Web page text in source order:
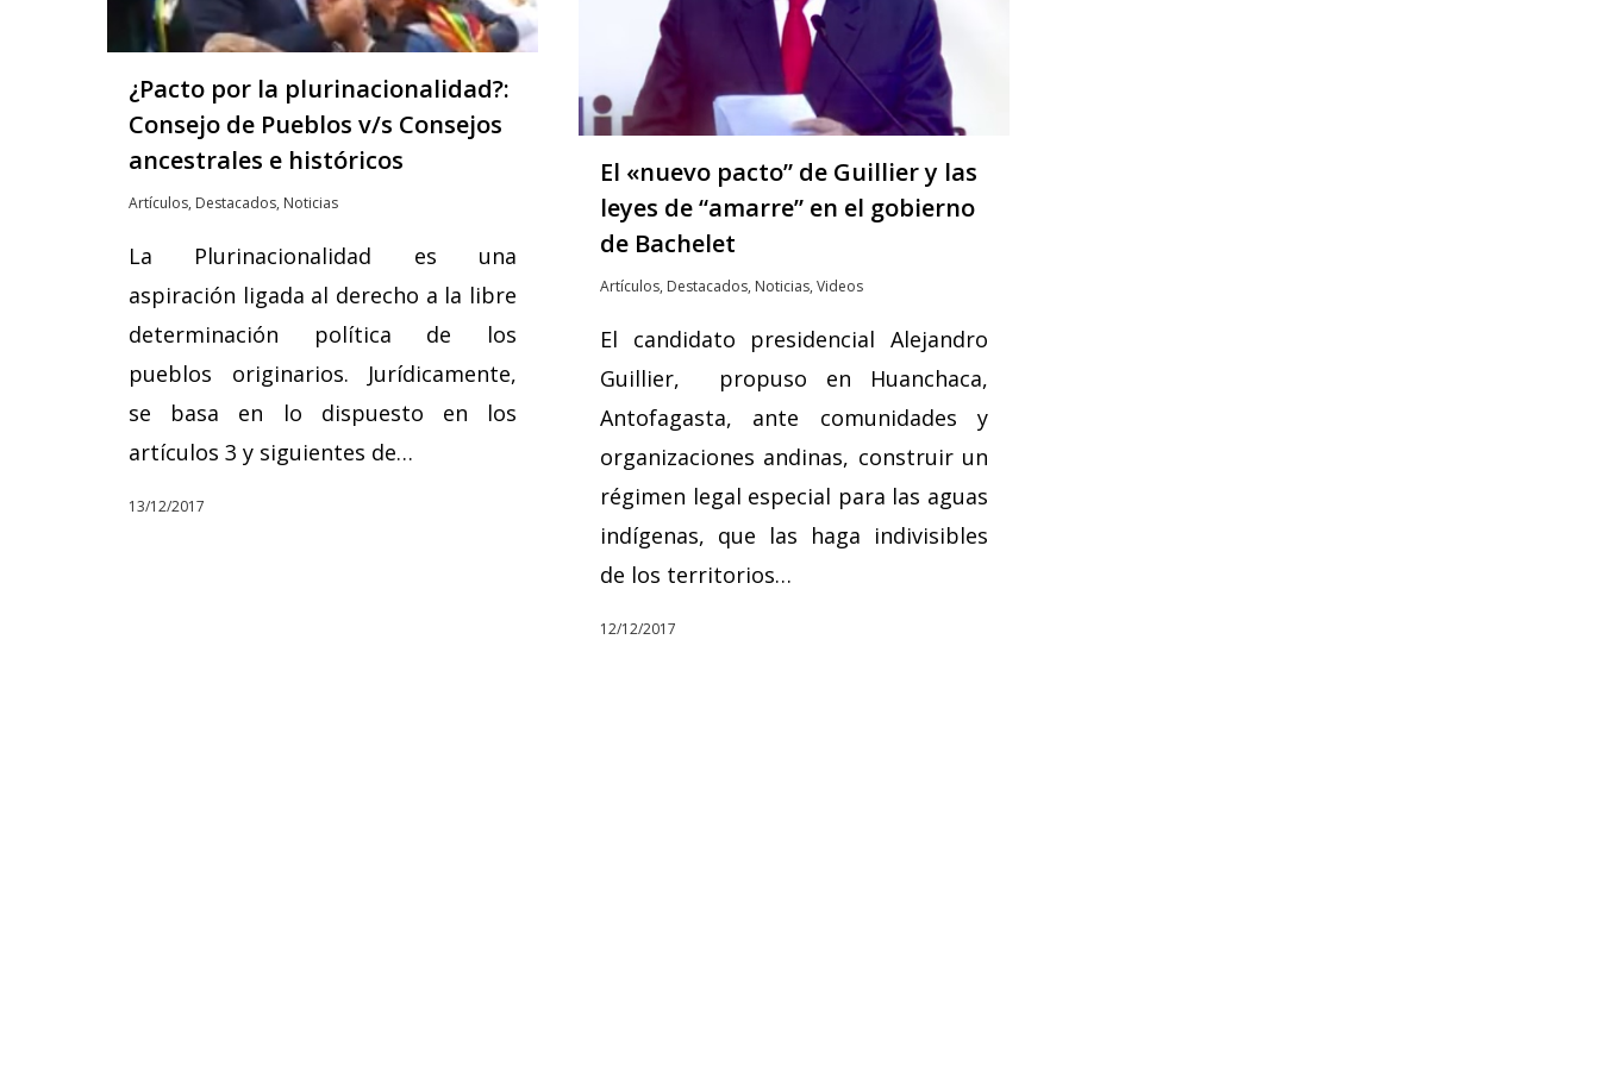
¿Pacto por la plurinacionalidad?:
Consejo de Pueblos v/s Consejos
ancestrales e históricos
Artículos, Destacados, Noticias
La Plurinacionalidad es una
aspiración ligada al derecho a la libre
determinación política de los
pueblos originarios. Jurídicamente,
se basa en lo dispuesto en los
artículos 3 y siguientes de…
13/12/2017
El «nuevo pacto” de Guillier y las
leyes de “amarre” en el gobierno
de Bachelet
Artículos, Destacados, Noticias, Videos
El candidato presidencial Alejandro
Guillier, propuso en Huanchaca,
Antofagasta, ante comunidades y
organizaciones andinas, construir un
régimen legal especial para las aguas
indígenas, que las haga indivisibles
de los territorios…
12/12/2017